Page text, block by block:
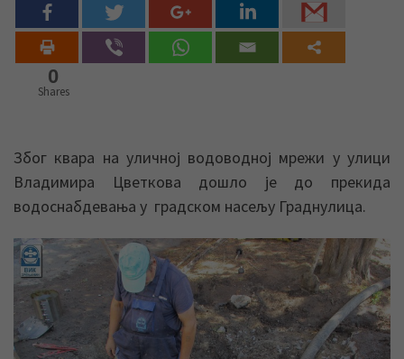
0
Shares
Због квара на уличној водоводној мрежи у улици
Владимира Цветкова дошло је до прекида
водоснабдевања у градском насељу Граднулица.